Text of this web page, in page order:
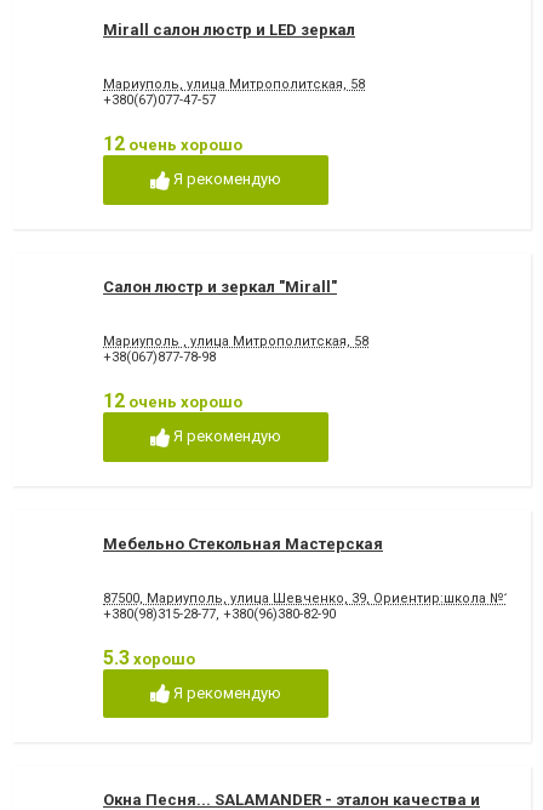
Mirall салон люстр и LED зеркал
Мариуполь, улица Митрополитская, 58
+380(67)077-47-57
12 очень хорошо
Я рекомендую
Салон люстр и зеркал "Mirall"
Мариуполь , улица Митрополитская, 58
+38(067)877-78-98
12 очень хорошо
Я рекомендую
Мебельно Стекольная Мастерская
87500, Мариуполь, улица Шевченко, 39, Ориентир:школа №11,
+380(98)315-28-77, +380(96)380-82-90
5.3 хорошо
Я рекомендую
Окна Песня... SALAMANDER - эталон качества и